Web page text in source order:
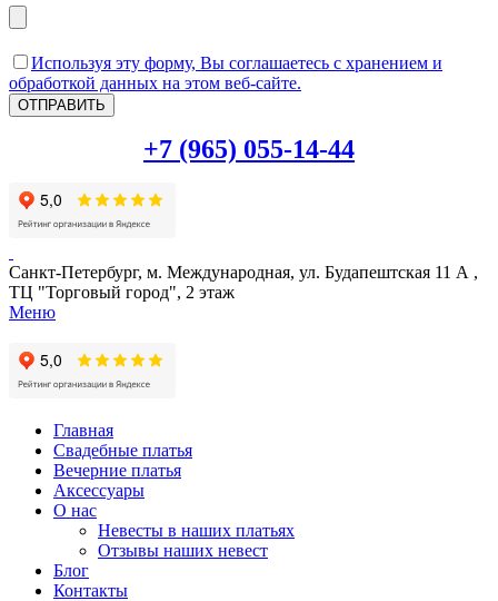
Используя эту форму, Вы соглашаетесь с хранением и
обработкой данных на этом веб-сайте.
+7 (965) 055-14-44
Санкт-Петербург, м. Международная, ул. Будапештская 11 А ,
ТЦ "Торговый город", 2 этаж
Меню
Главная
Свадебные платья
Вечерние платья
Аксессуары
О нас
Невесты в наших платьях
Отзывы наших невест
Блог
Контакты